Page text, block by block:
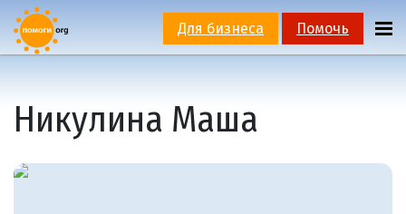
Для бизнеса Помочь
Никулина Маша